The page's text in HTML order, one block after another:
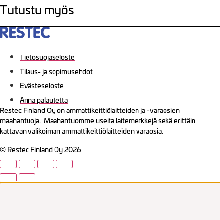
Tutustu myös
Tietosuojaseloste
Tilaus- ja sopimusehdot
Evästeseloste
Anna palautetta
Restec Finland Oy on ammattikeittiölaitteiden ja -varaosien
maahantuoja. Maahantuomme useita laitemerkkejä sekä erittäin
kattavan valikoiman ammattikeittiölaitteiden varaosia.
© Restec Finland Oy 2026